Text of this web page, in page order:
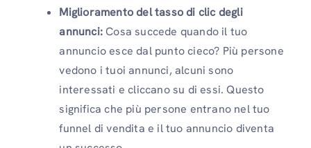
Miglioramento del tasso di clic degli
annunci:Cosa succede quando il tuo
annuncio esce dal punto cieco? Più persone
vedono i tuoi annunci, alcuni sono
interessati e cliccano su di essi. Questo
significa che più persone entrano nel tuo
funnel di vendita e il tuo annuncio diventa